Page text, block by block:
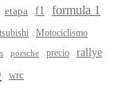
etapa f1 formula 1
Motociclismo
porsche precio rallye
wrc